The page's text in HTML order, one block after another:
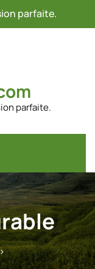
parfaite.
parfaite.